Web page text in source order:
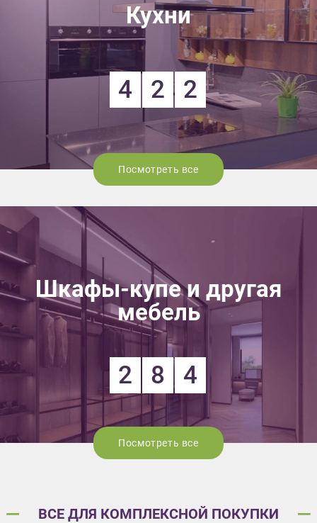
Кухни
4 2 2
Посмотреть все
Шкафы-купе и другая
мебель
2 8 4
Посмотреть все
ВСЕ ДЛЯ КОМПЛЕКСНОЙ ПОКУПКИ